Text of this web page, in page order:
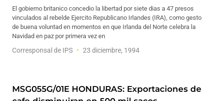
El gobierno britanico concedio la libertad por siete dias a 47 presos
vinculados al rebelde Ejercito Republicano Irlandes (IRA), como gesto
de buena voluntad en momentos en que Irlanda del Norte celebra la
Navidad en paz por primera vez en
Corresponsal de IPS 23 diciembre, 1994
MSG055G/01E HONDURAS: Exportaciones de